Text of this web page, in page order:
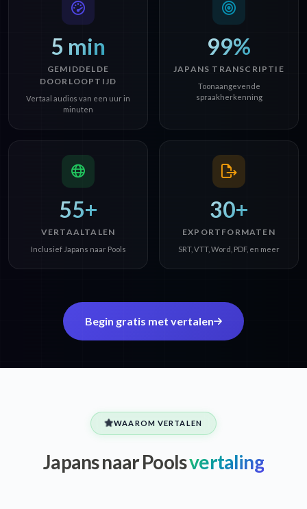
5 min
GEMIDDELDE
DOORLOOPTIJD
Vertaal audios van een uur in
minuten
99%
JAPANS TRANSCRIPTIE
Toonaangevende
spraakherkenning
55+
VERTAALTALEN
Inclusief Japans naar Pools
30+
EXPORTFORMATEN
SRT, VTT, Word, PDF, en meer
Begin gratis met vertalen
WAAROM VERTALEN
Japans naar Poolsvertaling